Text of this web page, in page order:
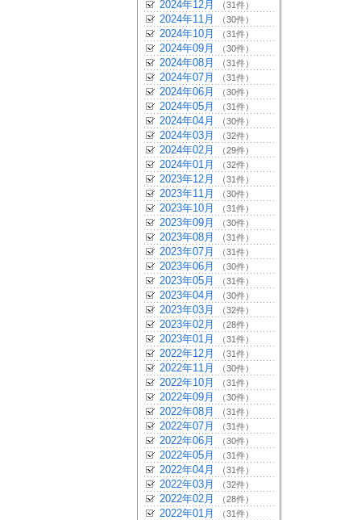
2024年12月 （31件）
2024年11月 （30件）
2024年10月 （31件）
2024年09月 （30件）
2024年08月 （31件）
2024年07月 （31件）
2024年06月 （30件）
2024年05月 （31件）
2024年04月 （30件）
2024年03月 （32件）
2024年02月 （29件）
2024年01月 （32件）
2023年12月 （31件）
2023年11月 （30件）
2023年10月 （31件）
2023年09月 （30件）
2023年08月 （31件）
2023年07月 （31件）
2023年06月 （30件）
2023年05月 （31件）
2023年04月 （30件）
2023年03月 （32件）
2023年02月 （28件）
2023年01月 （31件）
2022年12月 （31件）
2022年11月 （30件）
2022年10月 （31件）
2022年09月 （30件）
2022年08月 （31件）
2022年07月 （31件）
2022年06月 （30件）
2022年05月 （31件）
2022年04月 （31件）
2022年03月 （32件）
2022年02月 （28件）
2022年01月 （31件）